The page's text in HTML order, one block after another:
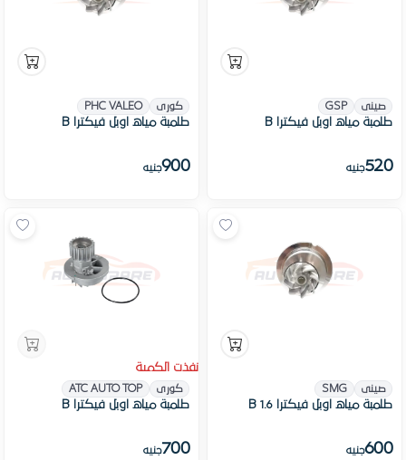
صينى GSP
طلمبة مياه اوبل فيكترا B
520جنيه
كورى PHC VALEO
طلمبة مياه اوبل فيكترا B
900جنيه
صينى SMG
طلمبة مياه اوبل فيكترا B 1.6
600جنيه
نفذت الكمية
كورى ATC AUTO TOP
طلمبة مياه اوبل فيكترا B
700جنيه